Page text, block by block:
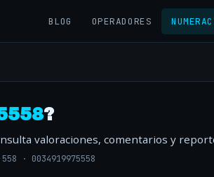
BLOG OPERADORES
?
valoraciones, comentarios y
· 0034919975558